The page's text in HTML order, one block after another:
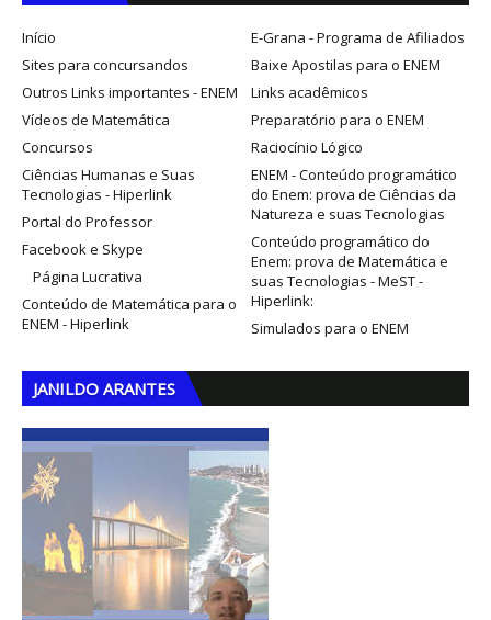
Início
E-Grana - Programa de Afiliados
Sites para concursandos
Baixe Apostilas para o ENEM
Outros Links importantes - ENEM
Links acadêmicos
Vídeos de Matemática
Preparatório para o ENEM
Concursos
Raciocínio Lógico
Ciências Humanas e Suas
Tecnologias - Hiperlink
ENEM - Conteúdo programático
do Enem: prova de Ciências da
Natureza e suas Tecnologias
Portal do Professor
Conteúdo programático do
Enem: prova de Matemática e
suas Tecnologias - MeST -
Hiperlink:
Facebook e Skype
Página Lucrativa
Conteúdo de Matemática para o
ENEM - Hiperlink
Simulados para o ENEM
JANILDO ARANTES